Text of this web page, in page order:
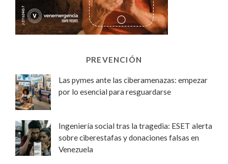
PREVENCIÓN
Las pymes ante las ciberamenazas: empezar
por lo esencial para resguardarse
Ingeniería social tras la tragedia: ESET alerta
sobre ciberestafas y donaciones falsas en
Venezuela